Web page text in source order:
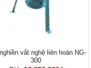
vắt nghệ liên hoàn NG-
300